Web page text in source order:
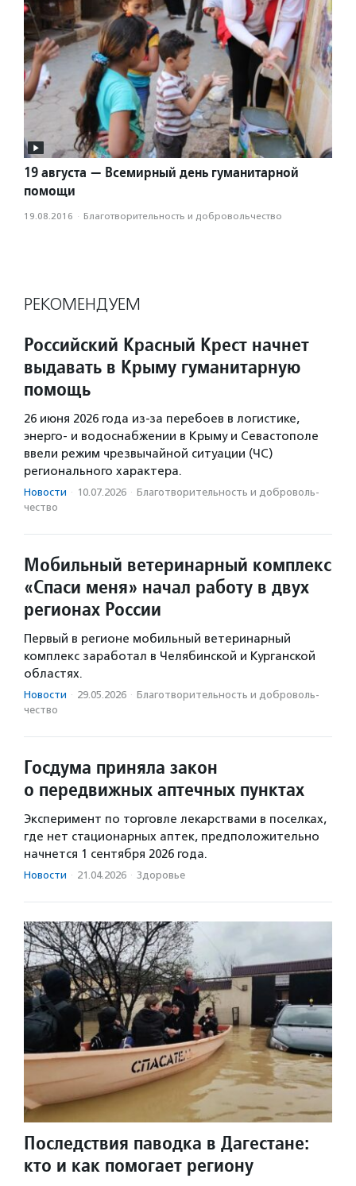
19 августа — Всемирный день гуманитарной
помощи
19.08.2016 · Благотвори­тель­ность и доброволь­чест­во
РЕКОМЕНДУЕМ
Российский Красный Крест начнет
выдавать в Крыму гуманитарную
помощь
26 июня 2026 года из-за перебоев в логистике,
энерго- и водоснабжении в Крыму и Севастополе
ввели режим чрезвычайной ситуации (ЧС)
регионального характера.
Новости · 10.07.2026 · Благотвори­тель­ность и доброволь­
чест­во
Мобильный ветеринарный комплекс
«Спаси меня» начал работу в двух
регионах России
Первый в регионе мобильный ветеринарный
комплекс заработал в Челябинской и Курганской
областях.
Новости · 29.05.2026 · Благотвори­тель­ность и доброволь­
чест­во
Госдума приняла закон
о передвижных аптечных пунктах
Эксперимент по торговле лекарствами в поселках,
где нет стационарных аптек, предположительно
начнется 1 сентября 2026 года.
Новости · 21.04.2026 · Здоровье
Последствия паводка в Дагестане:
кто и как помогает региону